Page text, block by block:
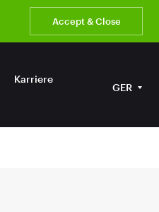
Accept & Close
Karriere
GER